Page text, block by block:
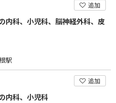
追加
内科、小児科、脳神経外科、皮
駅
追加
内科、小児科